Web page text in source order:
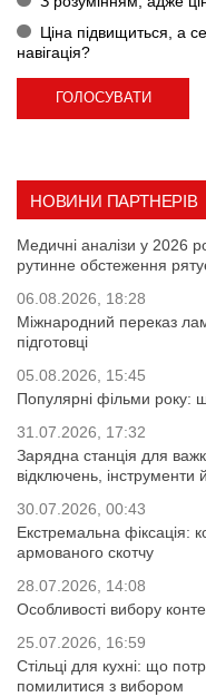
Ціна підвищиться, а
навігація?
НОВИНИ ПАРТНЕРІВ
Медичні аналізи у 2026
рутинне обстеження
06.08.2026, 18:28
Міжнародний переказ
підготовці
05.08.2026, 15:45
Популярні фільми року:
31.07.2026, 17:32
Зарядна станція для
відключень, інструменти
30.07.2026, 00:43
Екстремальна фіксація:
армованого скотчу
28.07.2026, 14:08
Особливості вибору
25.07.2026, 16:59
Стільці для кухні: що
помилитися з вибором